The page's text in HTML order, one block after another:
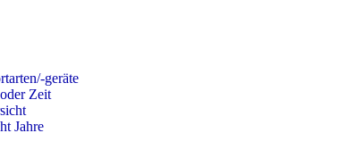
geräte
Zeit
Jahre